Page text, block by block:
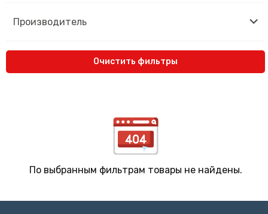
Производитель
Очистить фильтры
По выбранным фильтрам товары не найдены.